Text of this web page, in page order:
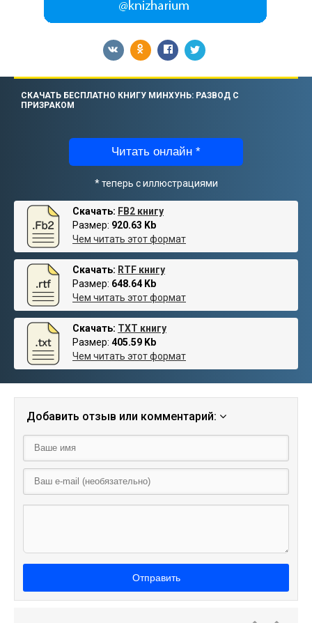
СКАЧАТЬ БЕСПЛАТНО КНИГУ МИНХУНЬ: РАЗВОД С
ПРИЗРАКОМ
Читать онлайн *
* теперь с иллюстрациями
Скачать: FB2 книгу
Размер: 920.63 Kb
Чем читать этот формат
Скачать: RTF книгу
Размер: 648.64 Kb
Чем читать этот формат
Скачать: TXT книгу
Размер: 405.59 Kb
Чем читать этот формат
Добавить отзыв или комментарий:
Отправить